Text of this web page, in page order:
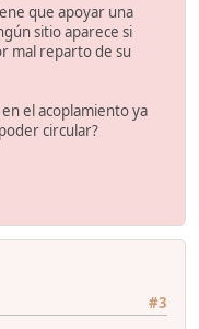
que apoyar una
sitio aparece si
mal reparto de su
el acoplamiento ya
circular?
#3